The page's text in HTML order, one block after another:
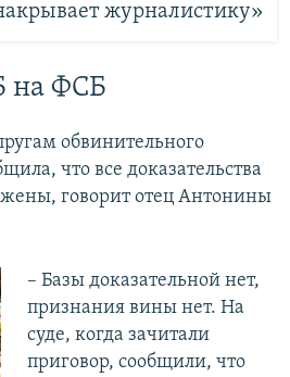
журналистику»
на ФСБ
обвинительного
что все доказательства
говорит отец Антонины
– Базы доказательной нет,
признания вины нет. На
суде, когда зачитали
приговор, сообщили, что